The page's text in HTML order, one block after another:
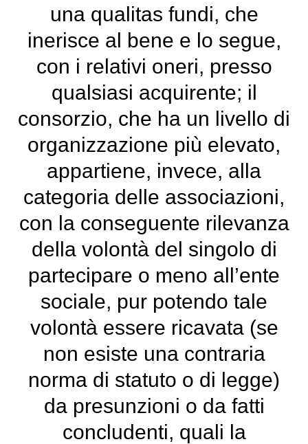
una qualitas fundi, che
inerisce al bene e lo segue,
con i relativi oneri, presso
qualsiasi acquirente; il
consorzio, che ha un livello di
organizzazione più elevato,
appartiene, invece, alla
categoria delle associazioni,
con la conseguente rilevanza
della volontà del singolo di
partecipare o meno all’ente
sociale, pur potendo tale
volontà essere ricavata (se
non esiste una contraria
norma di statuto o di legge)
da presunzioni o da fatti
concludenti, quali la